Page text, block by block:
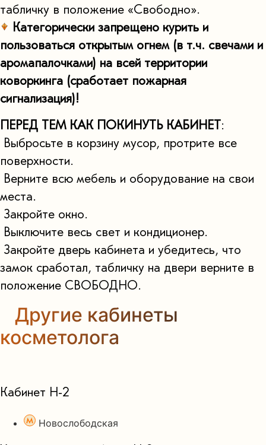
табличку в положение «Свободно».
Категорически запрещено курить и
пользоваться открытым огнем (в т.ч. свечами и
аромапалочками) на всей территории
коворкинга (сработает пожарная
сигнализация)!
ПЕРЕД ТЕМ КАК ПОКИНУТЬ КАБИНЕТ :
Выбросьте в корзину мусор, протрите все
поверхности.
Верните всю мебель и оборудование на свои
места.
Закройте окно.
Выключите весь свет и кондиционер.
Закройте дверь кабинета и убедитесь, что
замок сработал, табличку на двери верните в
положение СВОБОДНО.
Другие кабинеты
косметолога
Кабинет Н-2
Новослободская